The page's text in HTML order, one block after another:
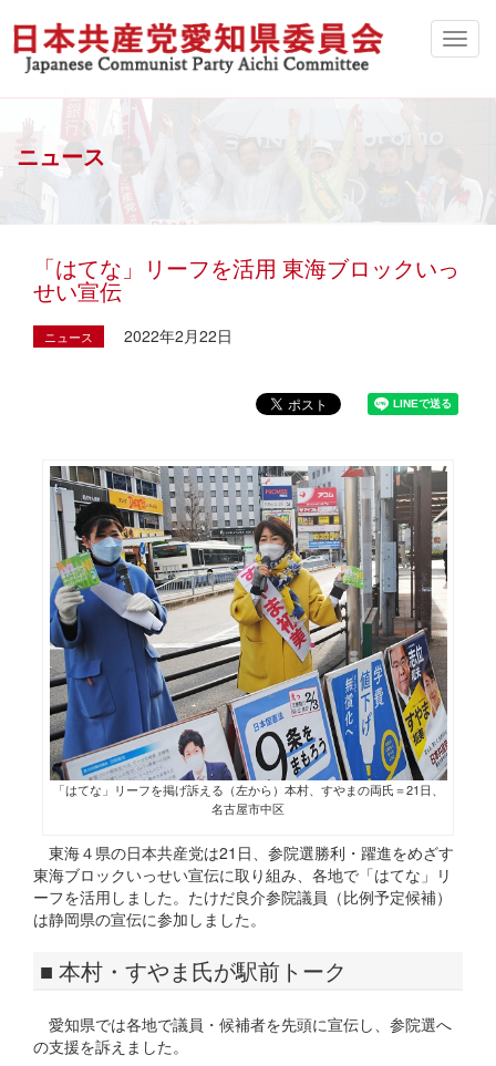
ニュース
「はてな」リーフを活用 東海ブロックいっ
せい宣伝
ニュース 2022年2月22日
「はてな」リーフを掲げ訴える（左から）本村、すやまの両氏＝21日、
名古屋市中区
東海４県の日本共産党は21日、参院選勝利・躍進をめざす
東海ブロックいっせい宣伝に取り組み、各地で「はてな」リ
ーフを活用しました。たけだ良介参院議員（比例予定候補）
は静岡県の宣伝に参加しました。
■ 本村・すやま氏が駅前トーク
愛知県では各地で議員・候補者を先頭に宣伝し、参院選へ
の支援を訴えました。